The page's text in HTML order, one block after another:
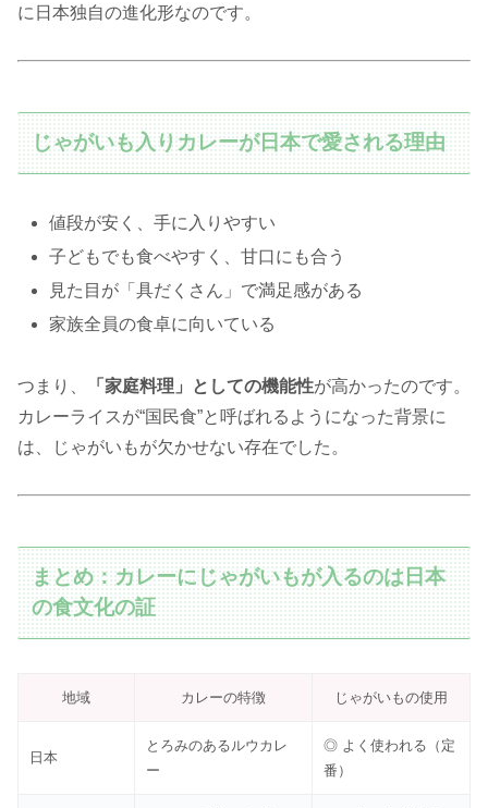
に日本独自の進化形なのです。
じゃがいも入りカレーが日本で愛される理由
値段が安く、手に入りやすい
子どもでも食べやすく、甘口にも合う
見た目が「具だくさん」で満足感がある
家族全員の食卓に向いている
つまり、 「家庭料理」としての機能性が高かったのです。
カレーライスが“国民食”と呼ばれるようになった背景に
は、じゃがいもが欠かせない存在でした。
まとめ：カレーにじゃがいもが入るのは日本
の食文化の証
地域 カレーの特徴 じゃがいもの使用
日本
とろみのあるルウカレ
ー
◎ よく使われる（定
番）